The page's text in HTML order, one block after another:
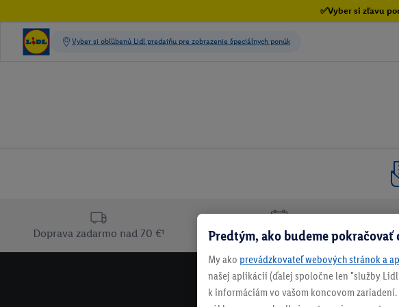
✅Vyber si zľavu
Doprava zadarmo nad 70 €¹ 30 dní na vrátenie
Predtým, ako budeme
My ako prevádzkovateľ webových stránok a
našej aplikácii (ďalej spoločne len "služby
k informáciám vo vašom koncovom